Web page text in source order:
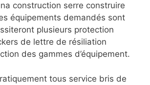
construction serre construire
équipements demandés sont
plusieurs protection
de lettre de résiliation
des gammes d’équipement.
tous service bris de